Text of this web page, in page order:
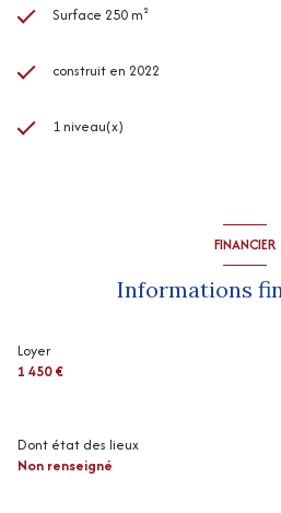
Surface 250 m²
construit en 2022
1 niveau(x)
FINANCIER
Informations
Loyer
1 450 €
Dont état des lieux
Non renseigné